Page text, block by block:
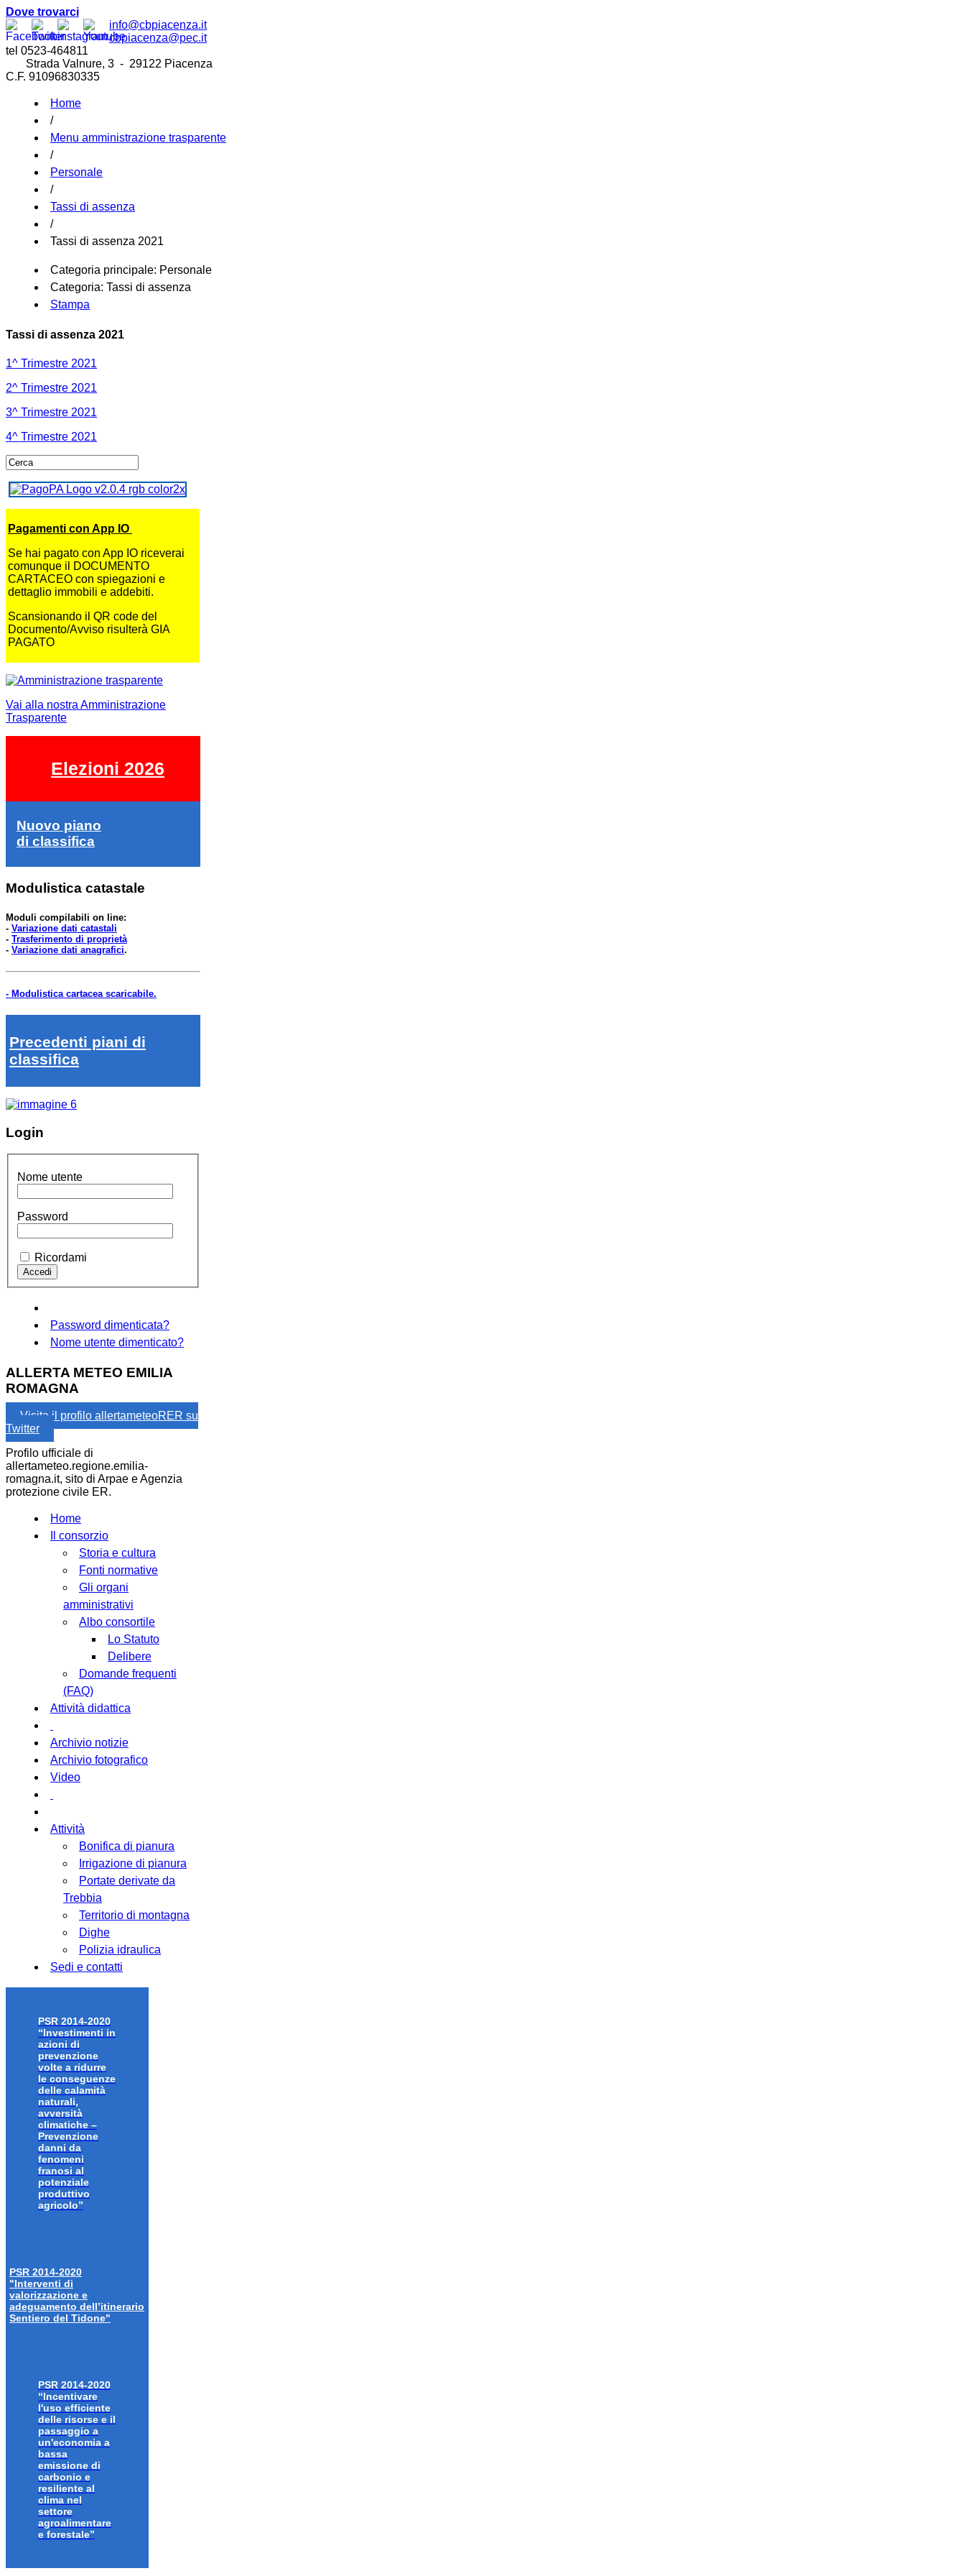
Dove trovarci
info@cbpiacenza.it
cbpiacenza@pec.it
tel 0523-464811
Strada Valnure, 3 - 29122 Piacenza
C.F. 91096830335
Home
/
Menu amministrazione trasparente
/
Personale
/
Tassi di assenza
/
Tassi di assenza 2021
Categoria principale: Personale
Categoria: Tassi di assenza
Stampa
Tassi di assenza 2021
1^ Trimestre 2021
2^ Trimestre 2021
3^ Trimestre 2021
4^ Trimestre 2021
Pagamenti con App IO
Se hai pagato con App IO riceverai
comunque il DOCUMENTO
CARTACEO con spiegazioni e
dettaglio immobili e addebiti.
Scansionando il QR code del
Documento/Avviso risulterà GIA
PAGATO
Vai alla nostra Amministrazione
Trasparente
Elezioni 2026
Nuovo piano
di classifica
Modulistica catastale
Moduli compilabili on line:
- Variazione dati catastali
- Trasferimento di proprietà
- Variazione dati anagrafici.
- Modulistica cartacea scaricabile.
Precedenti piani di
classifica
Login
Nome utente
Password
Ricordami
Password dimenticata?
Nome utente dimenticato?
ALLERTA METEO EMILIA
ROMAGNA
Visita il profilo allertameteoRER su
Twitter
Profilo ufficiale di
allertameteo.regione.emilia-
romagna.it, sito di Arpae e Agenzia
protezione civile ER.
Home
Il consorzio
Storia e cultura
Fonti normative
Gli organi
amministrativi
Albo consortile
Lo Statuto
Delibere
Domande frequenti
(FAQ)
Attività didattica
Archivio notizie
Archivio fotografico
Video
Attività
Bonifica di pianura
Irrigazione di pianura
Portate derivate da
Trebbia
Territorio di montagna
Dighe
Polizia idraulica
Sedi e contatti
PSR 2014-2020
“Investimenti in
azioni di
prevenzione
volte a ridurre
le conseguenze
delle calamità
naturali,
avversità
climatiche –
Prevenzione
danni da
fenomeni
franosi al
potenziale
produttivo
agricolo”
PSR 2014-2020
"Interventi di
valorizzazione e
adeguamento dell’itinerario
Sentiero del Tidone"
PSR 2014-2020
“Incentivare
l'uso efficiente
delle risorse e il
passaggio a
un'economia a
bassa
emissione di
carbonio e
resiliente al
clima nel
settore
agroalimentare
e forestale”